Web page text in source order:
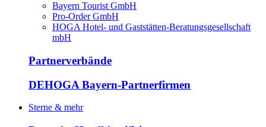
Bayern Tourist GmbH
Pro-Order GmbH
HOGA Hotel- und Gaststätten-Beratungsgesellschaft
mbH
Partnerverbände
DEHOGA Bayern-Partnerfirmen
Sterne & mehr